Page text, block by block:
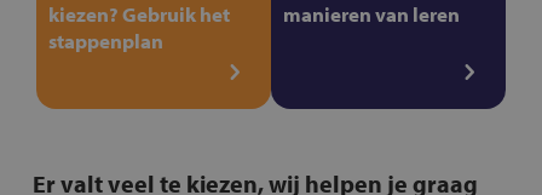
kiezen? Gebruik het
stappenplan
manieren van leren
Er valt veel te kiezen, wij helpen je graag